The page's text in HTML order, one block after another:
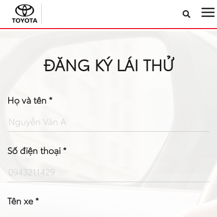
Công nghệ
Dịch vụ
Điện hóa
Về Toyota Việt Nam
Tin tức & Khuyến mãi
VR Showroom
ĐĂNG KÝ LÁI THỬ
Họ và tên *
Số điện thoại *
Tên xe *